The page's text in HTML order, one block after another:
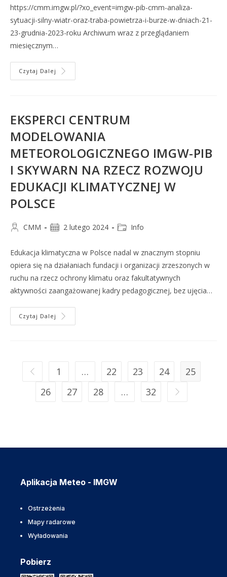
https://cmm.imgw.pl/?xo_event=imgw-pib-cmm-analiza-
sytuacji-silny-wiatr-oraz-traba-powietrza-i-burze-w-dniach-21-
23-grudnia-2023-roku Archiwum wraz z przeglądaniem
miesięcznym…
Czytaj Dalej
EKSPERCI CENTRUM
MODELOWANIA
METEOROLOGICZNEGO IMGW-PIB
I SKYWARN NA RZECZ ROZWOJU
EDUKACJI KLIMATYCZNEJ W
POLSCE
CMM 2 lutego 2024 Info
Edukacja klimatyczna w Polsce nadal w znacznym stopniu
opiera się na działaniach fundacji i organizacji zrzeszonych w
ruchu na rzecz ochrony klimatu oraz fakultatywnych
aktywności zaangażowanej kadry pedagogicznej, bez ujęcia…
Czytaj Dalej
1 … 22 23 24
25
26
27 28 … 32
Aplikacja Meteo - IMGW
Ostrzeżenia
Mapy radarowe
Wyładowania
Pobierz